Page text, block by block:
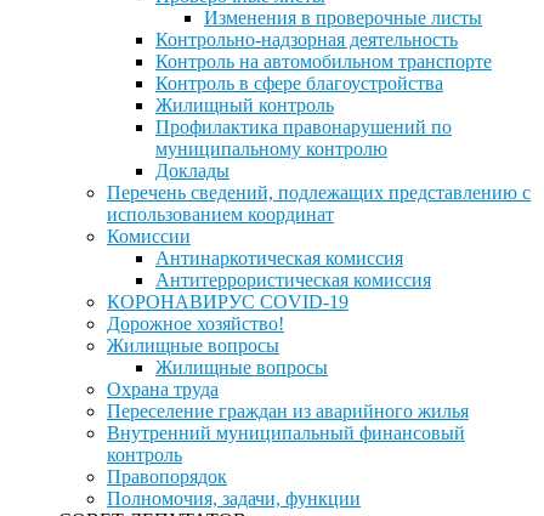
Изменения в проверочные листы
Контрольно-надзорная деятельность
Контроль на автомобильном транспорте
Контроль в сфере благоустройства
Жилищный контроль
Профилактика правонарушений по
муниципальному контролю
Доклады
Перечень сведений, подлежащих представлению с
использованием координат
Комиссии
Антинаркотическая комиссия
Антитеррористическая комиссия
КОРОНАВИРУС COVID-19
Дорожное хозяйство!
Жилищные вопросы
Жилищные вопросы
Охрана труда
Переселение граждан из аварийного жилья
Внутренний муниципальный финансовый
контроль
Правопорядок
Полномочия, задачи, функции